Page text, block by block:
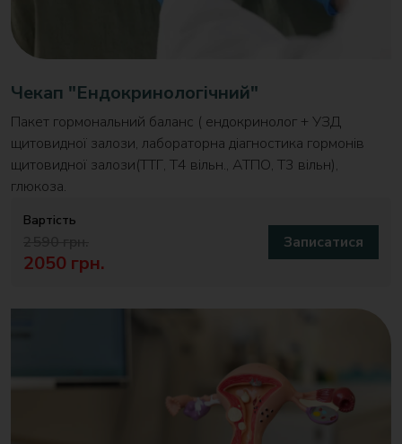
Чекап "Ендокринологічний"
Пакет гормональний баланс ( ендокринолог + УЗД
щитовидної залози, лабораторна діагностика гормонів
щитовидної залози(ТТГ, T4 вільн., АТПО, Т3 вільн),
глюкоза.
Вартість
2050 грн.
Записатися